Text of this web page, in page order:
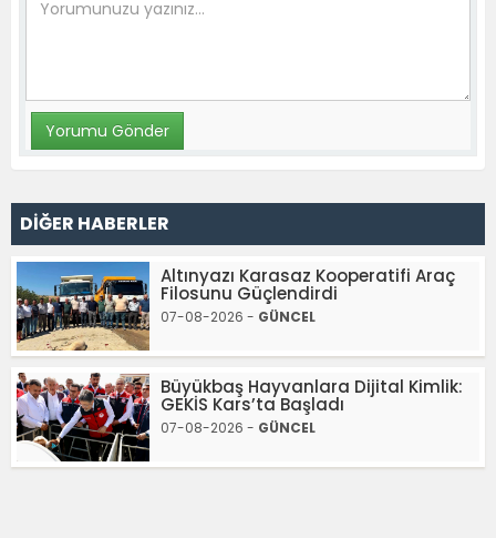
DİĞER HABERLER
Altınyazı Karasaz Kooperatifi Araç
Filosunu Güçlendirdi
07-08-2026 - GÜNCEL
Büyükbaş Hayvanlara Dijital Kimlik:
GEKİS Kars’ta Başladı
07-08-2026 - GÜNCEL